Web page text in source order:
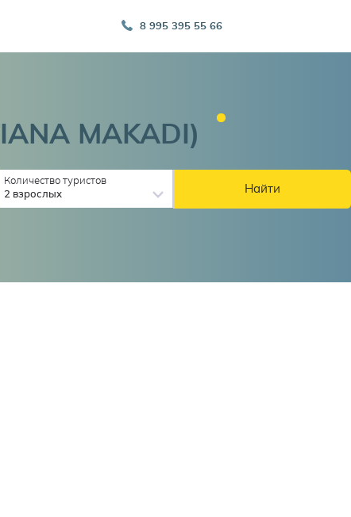
8 995 395 55 66
MAKADI)
Количество туристов
2 взрослых
Найти